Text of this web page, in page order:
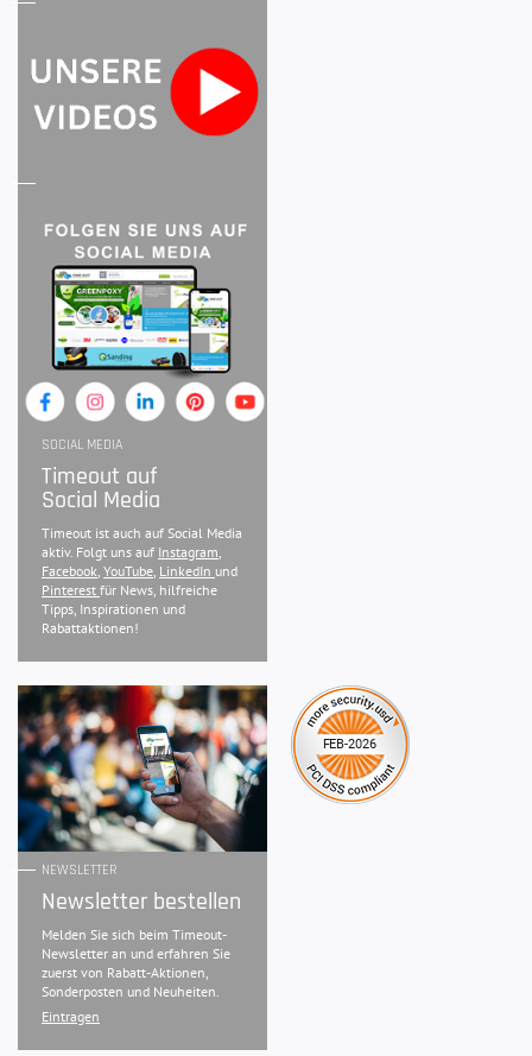
SOCIAL MEDIA
Timeout auf
Social Media
Timeout ist auch auf Social Media
aktiv. Folgt uns auf Instagram,
Facebook, YouTube, LinkedIn und
Pinterest für News, hilfreiche
Tipps, Inspirationen und
Rabattaktionen!
NEWSLETTER
Newsletter bestellen
Melden Sie sich beim Timeout-
Newsletter an und erfahren Sie
zuerst von Rabatt-Aktionen,
Sonderposten und Neuheiten.
Eintragen